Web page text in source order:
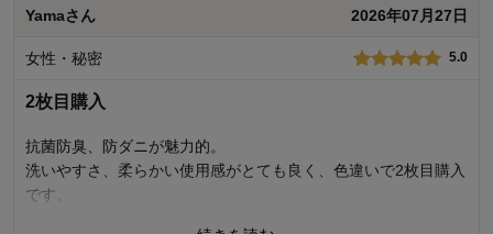
点につきまして、大変申し訳ございませんでした。 ご購入いただいた
を真摯に受け止め、今後の生産分からは同梱の下げ札に機能を明記す
ていたことで、ご購入された商品かどうか判断しづらかった点につき
にカタログやベルメゾンネットの商品名と統一するよう修正を完了し
ております。 商品の柔らかさや肌ざわりにご満足いただけたことを大
変嬉しく思います。 今後も、お客様にとってより分かりやすく、安心
してお買い物いただける環境づくりに努めてまいります。 貴重なご意
見ありがとうございました。
Yamaさん 2026年07月27日
女性・秘密 5.0
2枚目購入
抗菌防臭、防ダニが魅力的。
洗いやすさ、柔らかい使用感がとても良く、色違いで2枚目購入
です。